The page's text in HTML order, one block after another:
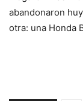
abandonaron
otra: una Honda